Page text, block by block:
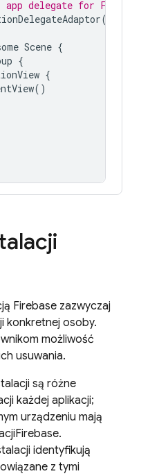
delegate for Firebase
(
Scene {
{
{
()
Firebase zazwyczaj
konkretnej osoby.
możliwość
usuwania.
są różne
każdej aplikacji;
urządzeniu mają
Firebase.
identyfikują
z tymi